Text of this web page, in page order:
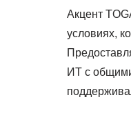
Акцент
условиях,
ИТ с